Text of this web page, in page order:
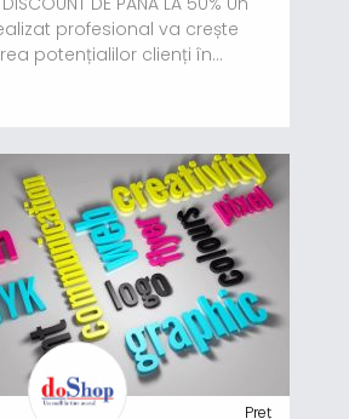
profesional va crește
potențialilor clienți în...
Preț